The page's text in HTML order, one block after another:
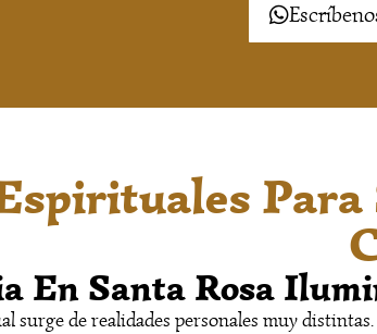
En Santa Rosa
surge de realidades personales muy